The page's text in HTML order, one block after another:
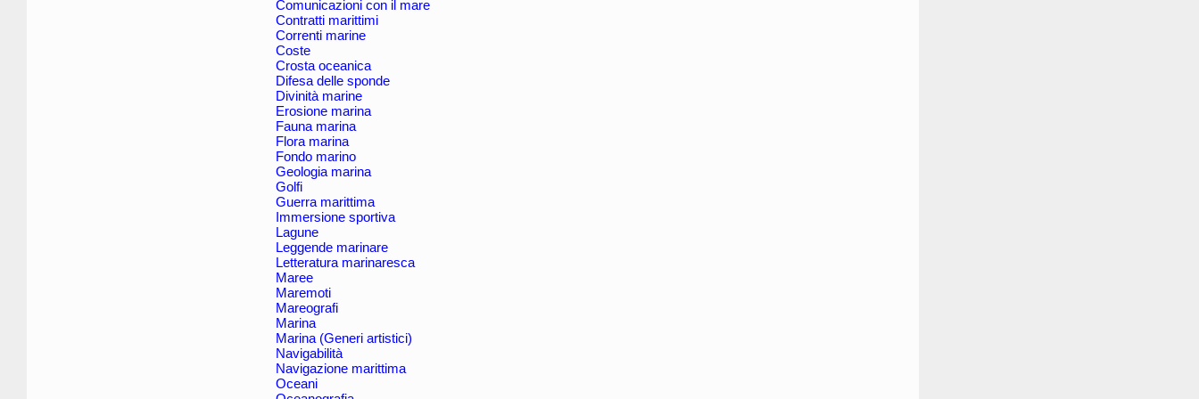
Comunicazioni con il mare
Contratti marittimi
Correnti marine
Coste
Crosta oceanica
Difesa delle sponde
Divinità marine
Erosione marina
Fauna marina
Flora marina
Fondo marino
Geologia marina
Golfi
Guerra marittima
Immersione sportiva
Lagune
Leggende marinare
Letteratura marinaresca
Maree
Maremoti
Mareografi
Marina
Marina (Generi artistici)
Navigabilità
Navigazione marittima
Oceani